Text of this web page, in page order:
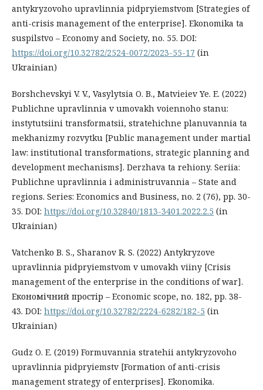
antykryzovoho upravlinnia pidpryiemstvom [Strategies of
anti-crisis management of the enterprise]. Ekonomika ta
suspilstvo – Economy and Society, no. 55. DOI:
https://doi.org/10.32782/2524-0072/2023-55-17 (in
Ukrainian)
Borshchevskyi V. V., Vasylytsia O. B., Matvieiev Ye. E. (2022)
Publichne upravlinnia v umovakh voiennoho stanu:
instytutsiini transformatsii, stratehichne planuvannia ta
mekhanizmy rozvytku [Public management under martial
law: institutional transformations, strategic planning and
development mechanisms]. Derzhava ta rehiony. Seriia:
Publichne upravlinnia i administruvannia – State and
regions. Series: Economics and Business, no. 2 (76), pp. 30-
35. DOI: https://doi.org/10.32840/1813-3401.2022.2.5 (in
Ukrainian)
Vatchenko B. S., Sharanov R. S. (2022) Antykryzove
upravlinnia pidpryiemstvom v umovakh viiny [Crisis
management of the enterprise in the conditions of war].
Економічний простір – Economic scope, no. 182, pp. 38-
43. DOI: https://doi.org/10.32782/2224-6282/182-5 (in
Ukrainian)
Gudz O. E. (2019) Formuvannia stratehii antykryzovoho
upravlinnia pidpryiemstv [Formation of anti-crisis
management strategy of enterprises]. Ekonomika.